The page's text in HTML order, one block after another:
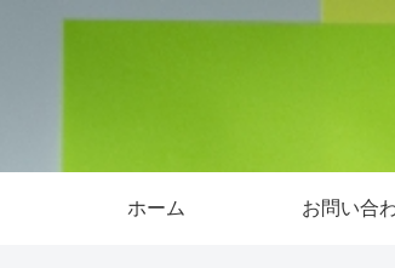
ホーム お問い合